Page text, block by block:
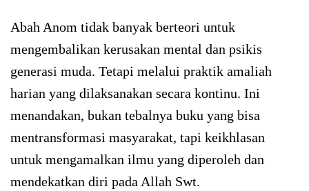
Abah Anom tidak banyak berteori untuk
mengembalikan kerusakan mental dan psikis
generasi muda. Tetapi melalui praktik amaliah
harian yang dilaksanakan secara kontinu. Ini
menandakan, bukan tebalnya buku yang bisa
mentransformasi masyarakat, tapi keikhlasan
untuk mengamalkan ilmu yang diperoleh dan
mendekatkan diri pada Allah Swt.